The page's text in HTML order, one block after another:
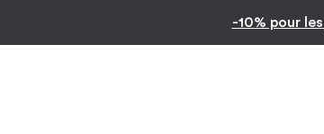
-10% pour les jeunes